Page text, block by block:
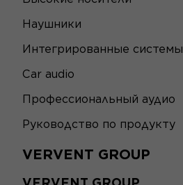
Наушники
Интегрированные системы
Car audio
Профессиональный аудио
Руководство по продукту
VERVENT GROUP